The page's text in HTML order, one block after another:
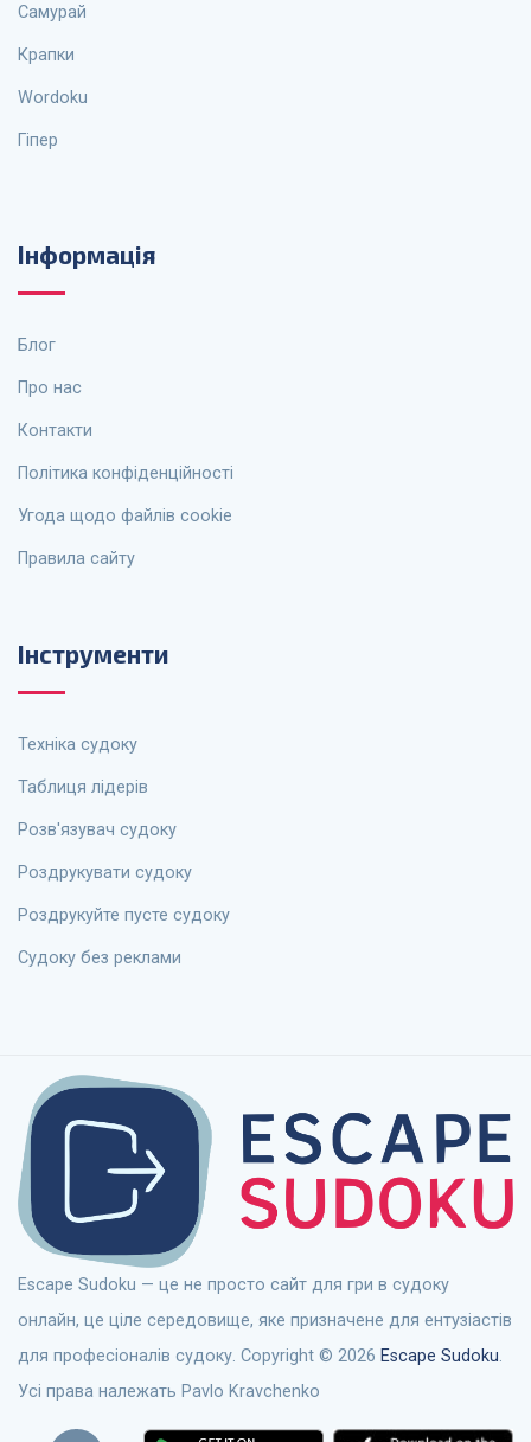
Самурай
Крапки
Wordoku
Гіпер
Інформація
Блог
Про нас
Контакти
Політика конфіденційності
Угода щодо файлів cookie
Правила сайту
Інструменти
Техніка судоку
Таблиця лідерів
Розв'язувач судоку
Роздрукувати судоку
Роздрукуйте пусте судоку
Судоку без реклами
Escape Sudoku — це не просто сайт для гри в судоку
онлайн, це ціле середовище, яке призначене для ентузіастів
для професіоналів судоку. Copyright © 2026 Escape Sudoku.
Усі права належать Pavlo Kravchenko